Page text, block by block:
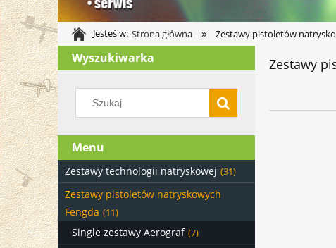
Jesteś w: Strona główna » Zestawy pistoletów
Wyszukiwarka
Menu
Zestawy technologii natryskowej (31)
Zestawy pistoletów natryskowych
Fengda (11)
Single zestawy Aerograf (7)
Zestawy